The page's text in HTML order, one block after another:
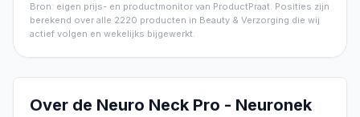
Bron: eigen prijs- en productmonitor van ProductPraat. Posities zijn
berekend over alle 2220 producten in Beauty & Verzorging die wij
actief volgen en wekelijks bijgewerkt.
Over de Neuro Neck Pro - Neuronek